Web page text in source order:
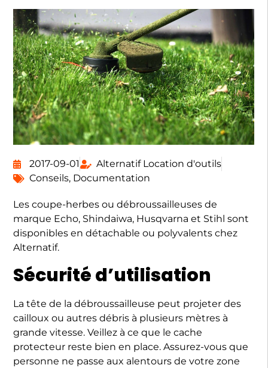
2017-09-01
Alternatif Location d'outils
Conseils, Documentation
Les coupe-herbes ou débroussailleuses de
marque Echo, Shindaiwa, Husqvarna et Stihl sont
disponibles en détachable ou polyvalents chez
Alternatif.
Sécurité d’utilisation
La tête de la débroussailleuse peut projeter des
cailloux ou autres débris à plusieurs mètres à
grande vitesse. Veillez à ce que le cache
protecteur reste bien en place. Assurez-vous que
personne ne passe aux alentours de votre zone